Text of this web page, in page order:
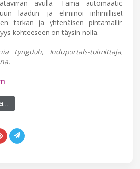
avulla. Tämä automaatio
laadun ja eliminoi inhimilliset
tarkan ja yhtenäisen pintamallin
kohteeseen on täysin nolla.
Lyngdoh, Induportals-toimittaja,